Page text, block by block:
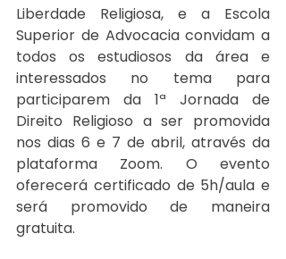
Liberdade Religiosa, e a Escola
Superior de Advocacia convidam a
todos os estudiosos da área e
interessados no tema para
participarem da 1ª Jornada de
Direito Religioso a ser promovida
nos dias 6 e 7 de abril, através da
plataforma Zoom. O evento
oferecerá certificado de 5h/aula e
será promovido de maneira
gratuita.